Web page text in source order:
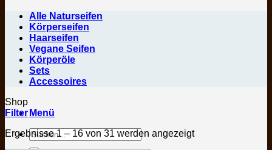
Menü
Suchen
nach:
Alle Naturseifen
Körperseifen
Haarseifen
Vegane Seifen
Körperöle
Sets
Accessoires
Shop
Filter
Ergebnisse 1 – 16 von 31 werden angezeigtNach